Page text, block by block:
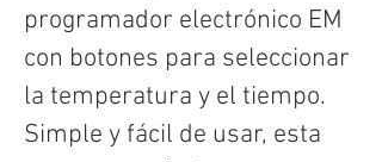
programador electrónico EM
con botones para seleccionar
la temperatura y el tiempo.
Simple y fácil de usar, esta